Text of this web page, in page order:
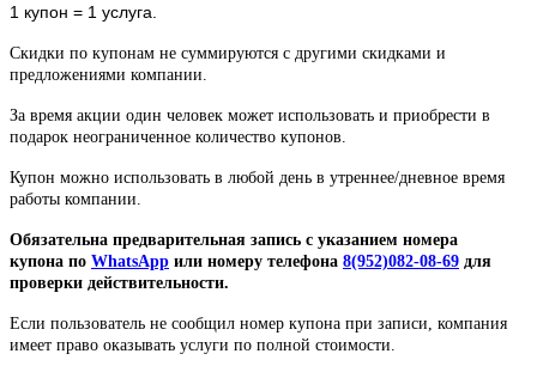
1 купон = 1 услуга.
Скидки по купонам не суммируются с другими скидками и
предложениями компании.
За время акции один человек может использовать и приобрести в
подарок неограниченное количество купонов.
Купон можно использовать в любой день в утреннее/дневное время
работы компании.
Обязательна предварительная запись с указанием номера
купона по WhatsApp или номеру телефона 8(952)082-08-69 для
проверки действительности.
Если пользователь не сообщил номер купона при записи, компания
имеет право оказывать услуги по полной стоимости.